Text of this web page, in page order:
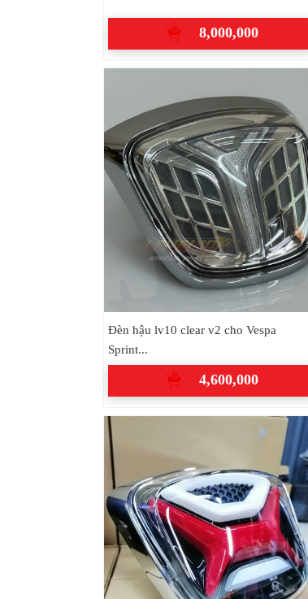
8,000,000
Đèn hậu lv10 clear v2 cho Vespa
Sprint...
4,600,000